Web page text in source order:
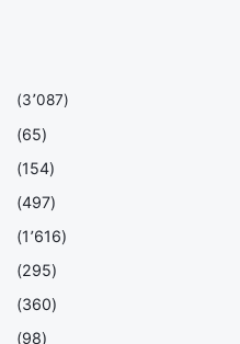
(3٬087)
(65)
(154)
(497)
(1٬616)
(295)
(360)
(98)